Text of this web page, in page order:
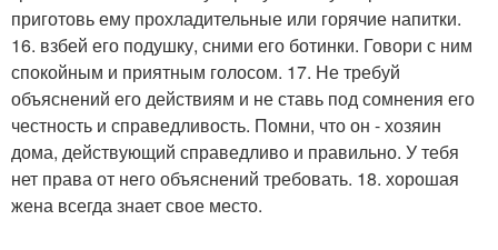
приготовь ему прохладительные или горячие напитки.
16. взбей его подушку, сними его ботинки. Говори с ним
спокойным и приятным голосом. 17. Не требуй
объяснений его действиям и не ставь под сомнения его
честность и справедливость. Помни, что он - хозяин
дома, действующий справедливо и правильно. У тебя
нет права от него объяснений требовать. 18. хорошая
жена всегда знает свое место.